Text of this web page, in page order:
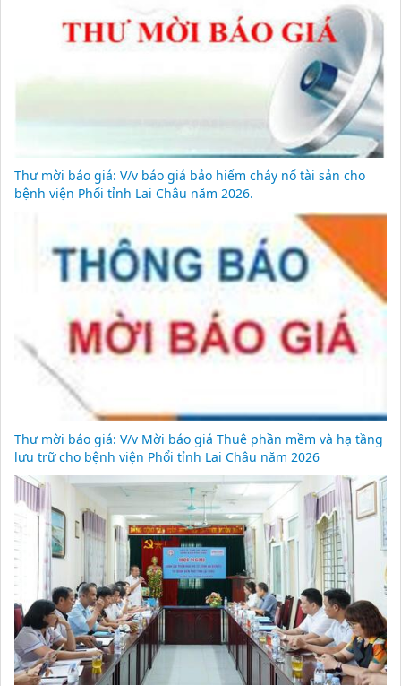
Thư mời báo giá: V/v báo giá bảo hiểm cháy nổ tài sản cho
bệnh viện Phổi tỉnh Lai Châu năm 2026.
Thư mời báo giá: V/v Mời báo giá Thuê phần mềm và hạ tầng
lưu trữ cho bệnh viện Phổi tỉnh Lai Châu năm 2026